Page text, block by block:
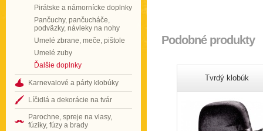
Pirátske a námornícke doplnky
Pančuchy, pančucháče,
podväzky, návleky na nohy
Umelé zbrane, meče, pištole
Umelé zuby
Ďalšie doplnky
Karnevalové a párty klobúky
Líčidlá a dekorácie na tvár
Parochne, spreje na vlasy,
fúziky, fúzy a brady
Podobné produkty
Tvrdý klobúk